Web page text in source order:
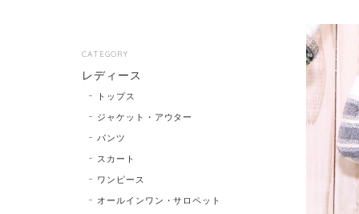
CATEGORY
レディース
トップス
ジャケット・アウター
パンツ
スカート
ワンピース
オールインワン・サロペット